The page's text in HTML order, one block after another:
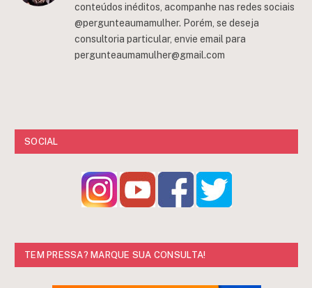
conteúdos inéditos, acompanhe nas redes sociais
@pergunteaumamulher. Porém, se deseja
consultoria particular, envie email para
pergunteaumamulher@gmail.com
SOCIAL
TEM PRESSA? MARQUE SUA CONSULTA!